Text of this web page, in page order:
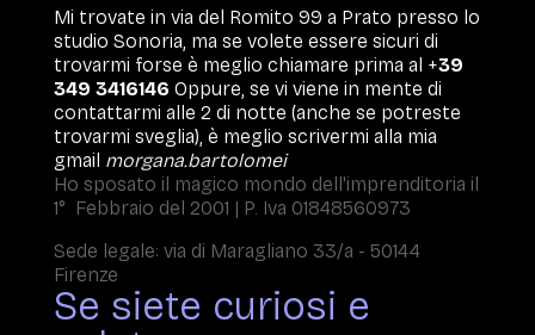
Mi trovate in via del Romito 99 a Prato presso lo
studio Sonoria, ma se volete essere sicuri di
trovarmi forse è meglio chiamare prima al +39
349 3416146 Oppure, se vi viene in mente di
contattarmi alle 2 di notte (anche se potreste
trovarmi sveglia), è meglio scrivermi alla mia
gmail morgana.bartolomei
Ho sposato il magico mondo dell'imprenditoria il
1° Febbraio del 2001 | P. Iva 01848560973
Sede legale: via di Maragliano 33/a - 50144
Firenze
Se siete curiosi e